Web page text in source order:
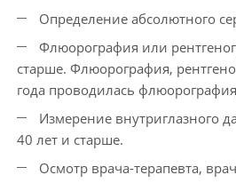
Определение абсолютного
Флюорография или
старше. Флюорография,
года проводилась
Измерение внутриглазного
40 лет и старше.
Осмотр врача-терапевта,